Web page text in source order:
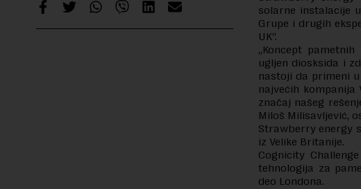
solarne instalacije
Grupe i drugih
UK”.
„Koncept
ugljen diosksida i
nastoji da primeni
najvećih
značaj našeg
Miloš Milisavljević,
Strawberry energy
iz Velike Britanije.
Cognicity
tehnologija za
deo Londona.